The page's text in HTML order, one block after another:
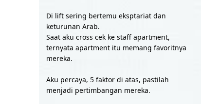
Di lift sering bertemu eksptariat dan
keturunan Arab.
Saat aku cross cek ke staff apartment,
ternyata apartment itu memang favoritnya
mereka.
Aku percaya, 5 faktor di atas, pastilah
menjadi pertimbangan mereka.